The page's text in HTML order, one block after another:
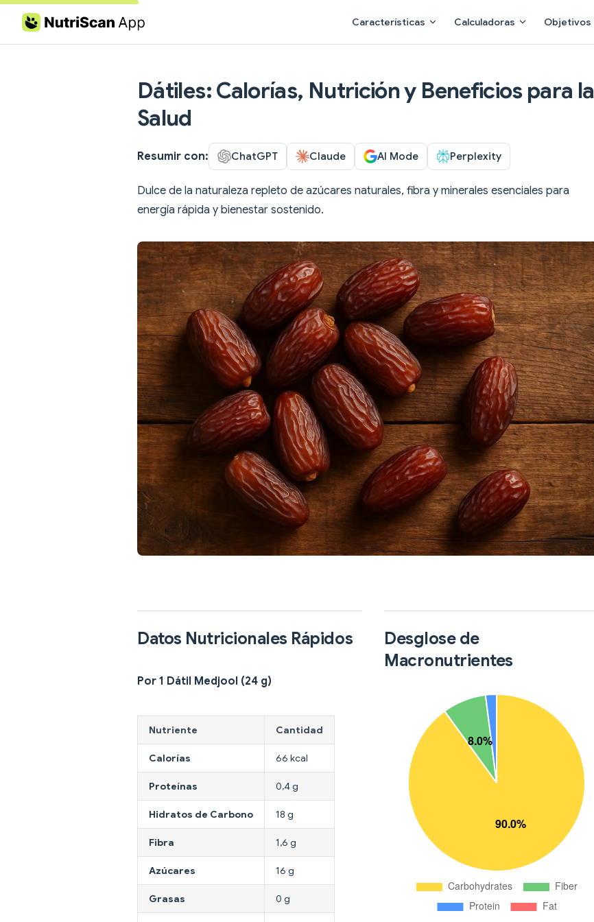
Skip to content Características Calculadoras Objetivos
Dátiles: Calorías, Nutrición y Beneficios para la
Salud
Resumir con: ChatGPT Claude AI Mode Perplexity
Dulce de la naturaleza repleto de azúcares naturales, fibra y minerales esenciales para
energía rápida y bienestar sostenido.
Datos Nutricionales Rápidos
Por 1 Dátil Medjool (24 g)
Nutriente Cantidad
Calorías 66 kcal
Proteínas 0,4 g
Hidratos de Carbono 18 g
Fibra 1,6 g
Azúcares 16 g
Grasas 0 g
Desglose de
Macronutrientes